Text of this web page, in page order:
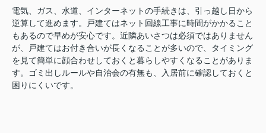
電気、ガス、水道、インターネットの手続きは、引っ越し日から
逆算して進めます。戸建てはネット回線工事に時間がかかること
もあるので早めが安心です。近隣あいさつは必須ではありません
が、戸建てはお付き合いが長くなることが多いので、タイミング
を見て簡単に顔合わせしておくと暮らしやすくなることがありま
す。ゴミ出しルールや自治会の有無も、入居前に確認しておくと
困りにくいです。